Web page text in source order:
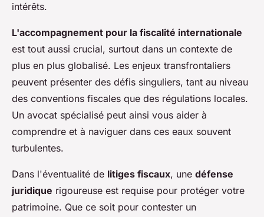
intérêts.
L'accompagnement pour la fiscalité internationale
est tout aussi crucial, surtout dans un contexte de
plus en plus globalisé. Les enjeux transfrontaliers
peuvent présenter des défis singuliers, tant au niveau
des conventions fiscales que des régulations locales.
Un avocat spécialisé peut ainsi vous aider à
comprendre et à naviguer dans ces eaux souvent
turbulentes.
Dans l'éventualité de litiges fiscaux, une défense
juridique rigoureuse est requise pour protéger votre
patrimoine. Que ce soit pour contester un